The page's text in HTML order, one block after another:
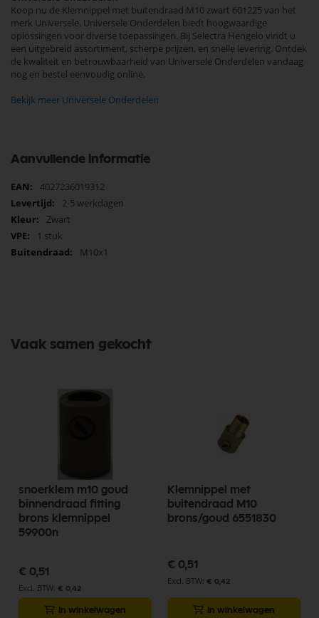
Koop nu de Klemnippel met buitendraad M10 zwart 601225 van het
merk Universele. Universele Onderdelen biedt hoogwaardige
oplossingen voor diverse toepassingen. Bij Selectra Hengelo vindt u
een uitgebreid assortiment, scherpe prijzen, en snelle levering. Ontdek
de kwaliteit en betrouwbaarheid van Universele Onderdelen vandaag
nog en bestel eenvoudig online.
Bekijk meer Universele Onderdelen
Aanvullende informatie
Meer
informatie
4027236019312
2-5 werkdagen
Zwart
1 stuk
M10x1
Vaak samen gekocht
snoerklem m10 goud
binnendraad fitting
brons klemnippel
59900n
€ 0,51
€ 0,42
In winkelwagen
Klemnippel met
buitendraad M10
brons/goud 6551830
€ 0,51
€ 0,42
In winkelwagen